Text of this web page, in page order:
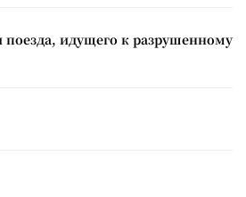
идущего к разрушенному